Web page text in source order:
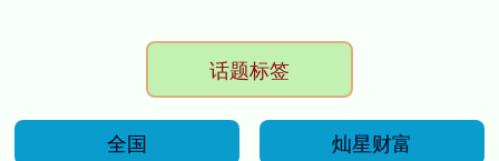
话题标签
全国
灿星财富